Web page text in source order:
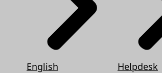
English Helpdesk